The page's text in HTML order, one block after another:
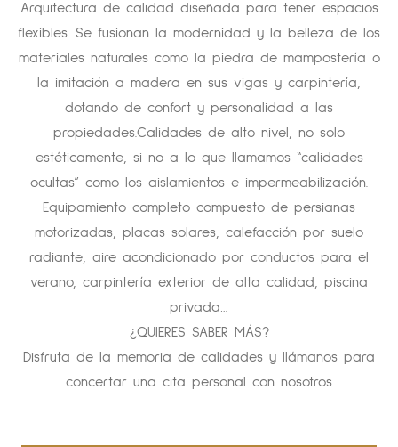
Arquitectura de calidad diseñada para tener espacios
flexibles. Se fusionan la modernidad y la belleza de los
materiales naturales como la piedra de mampostería o
la imitación a madera en sus vigas y carpintería,
dotando de confort y personalidad a las
propiedades.Calidades de alto nivel, no solo
estéticamente, si no a lo que llamamos “calidades
ocultas” como los aislamientos e impermeabilización.
Equipamiento completo compuesto de persianas
motorizadas, placas solares, calefacción por suelo
radiante, aire acondicionado por conductos para el
verano, carpintería exterior de alta calidad, piscina
privada…
¿QUIERES SABER MÁS?
Disfruta de la memoria de calidades y llámanos para
concertar una cita personal con nosotros